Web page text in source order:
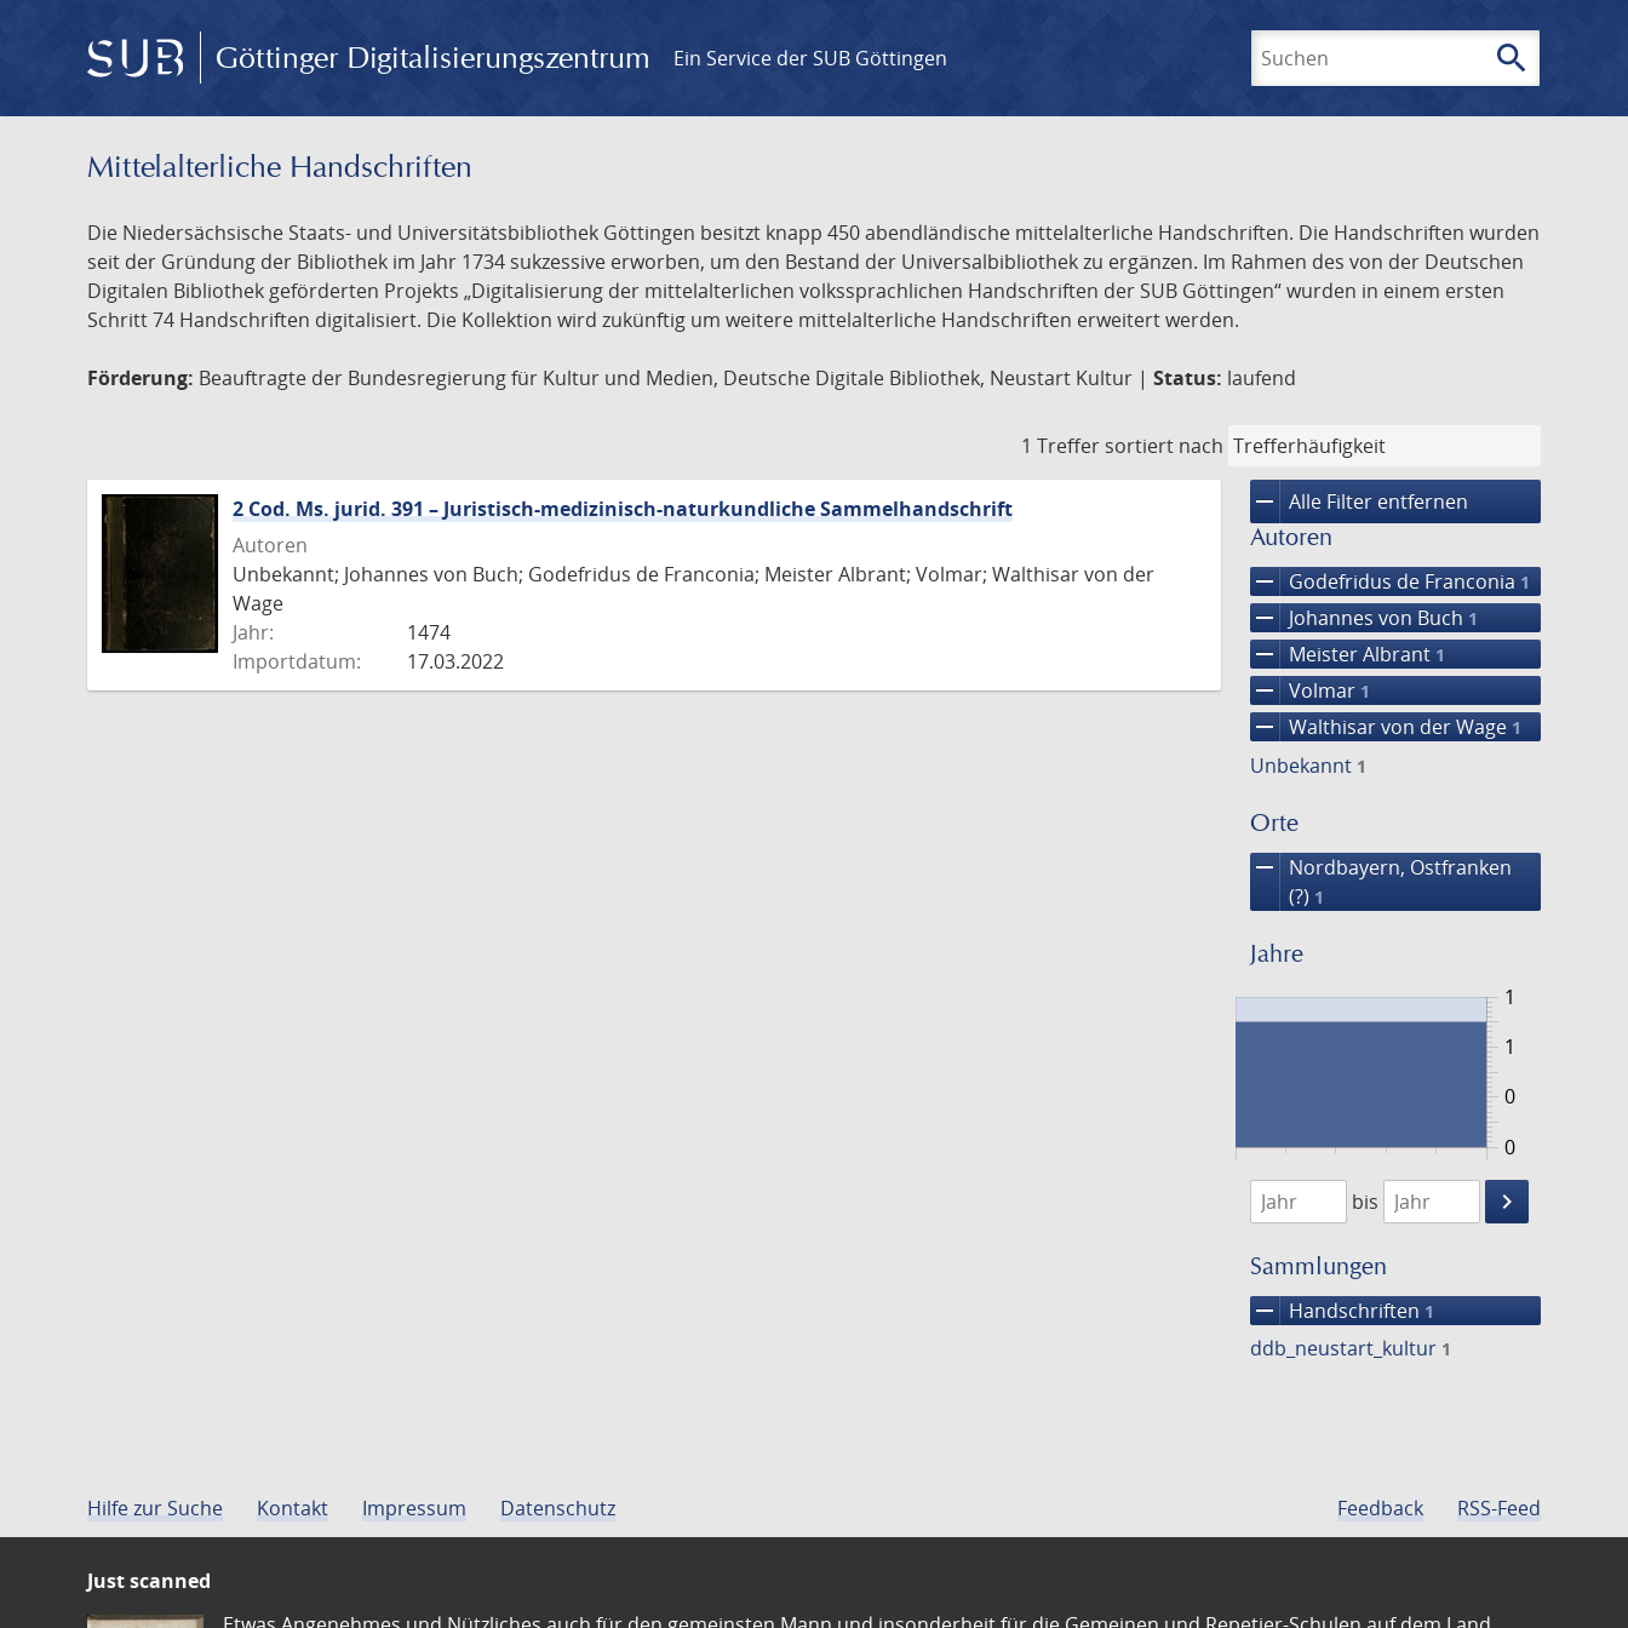
Göttinger Digitalisierungszentrum Ein Service der SUB Göttingen search
Mittelalterliche Handschriften
Die Niedersächsische Staats- und Universitätsbibliothek Göttingen besitzt knapp 450 abendländische mittelalterliche Handschriften. Die Handschriften wurden
seit der Gründung der Bibliothek im Jahr 1734 sukzessive erworben, um den Bestand der Universalbibliothek zu ergänzen. Im Rahmen des von der Deutschen
Digitalen Bibliothek geförderten Projekts „Digitalisierung der mittelalterlichen volkssprachlichen Handschriften der SUB Göttingen“ wurden in einem ersten
Schritt 74 Handschriften digitalisiert. Die Kollektion wird zukünftig um weitere mittelalterliche Handschriften erweitert werden.
Förderung: Beauftragte der Bundesregierung für Kultur und Medien, Deutsche Digitale Bibliothek, Neustart Kultur | Status: laufend
1 Treffer sortiert nach
remove Alle Filter entfernen
Autoren
remove Godefridus de Franconia 1
remove Johannes von Buch 1
remove Meister Albrant 1
remove Volmar 1
remove Walthisar von der Wage 1
Unbekannt 1
Orte
remove
Nordbayern, Ostfranken
(?) 1
Jahre
0
1
0
1
1474
1475
bis
keyboard_arrow_right
Suche
Sammlungen
remove Handschriften 1
ddb_neustart_kultur 1
2 Cod. Ms. jurid. 391 – Juristisch-medizinisch-naturkundliche Sammelhandschrift
Autoren
Unbekannt; Johannes von Buch; Godefridus de Franconia; Meister Albrant; Volmar; Walthisar von der
Wage
Jahr:
1474
Importdatum:
17.03.2022
Hilfe zur Suche Kontakt Impressum Datenschutz Feedback RSS-Feed
Just scanned